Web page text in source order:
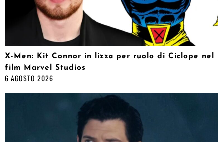
X-Men: Kit Connor in lizza per ruolo di Ciclope nel
film Marvel Studios
6 AGOSTO 2026